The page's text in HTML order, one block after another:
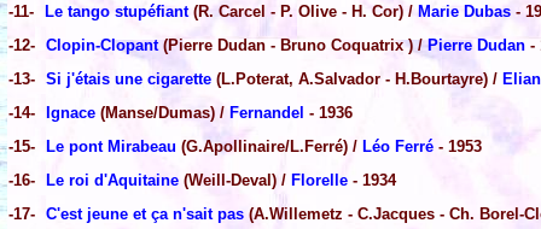
-11- Le tango stupéfiant(R. Carcel - P. Olive - H. Cor) / Marie Dubas -
-12- Clopin-Clopant (Pierre Dudan - Bruno Coquatrix ) /Pierre Dudan -
-13- Si j'étais une cigarette (L.Poterat, A.Salvador - H.Bourtayre) /
-14- Ignace (Manse/Dumas) / Fernandel - 1936
-15- Le pont Mirabeau (G.Apollinaire/L.Ferré) / Léo Ferré - 1953
-16- Le roi d'Aquitaine (Weill-Deval) / Florelle - 1934
-17- C'est jeune et ça n'sait pas (A.Willemetz - C.Jacques - Ch. Borel-